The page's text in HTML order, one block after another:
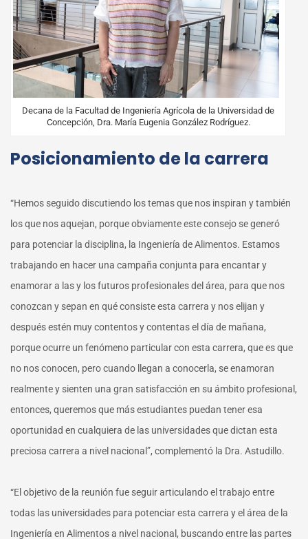
Decana de la Facultad de Ingeniería Agrícola de la Universidad de
Concepción, Dra. María Eugenia González Rodríguez.
Posicionamiento de la carrera
“Hemos seguido discutiendo los temas que nos inspiran y también
los que nos aquejan, porque obviamente este consejo se generó
para potenciar la disciplina, la Ingeniería de Alimentos. Estamos
trabajando en hacer una campaña conjunta para encantar y
enamorar a las y los futuros profesionales del área, para que nos
conozcan y sepan en qué consiste esta carrera y nos elijan y
después estén muy contentos y contentas el día de mañana,
porque ocurre un fenómeno particular con esta carrera, que es que
no nos conocen, pero cuando llegan a conocerla, se enamoran
realmente y sienten una gran satisfacción en su ámbito profesional,
entonces, queremos que más estudiantes puedan tener esa
oportunidad en cualquiera de las universidades que dictan esta
preciosa carrera a nivel nacional”, complementó la Dra. Astudillo.
“El objetivo de la reunión fue seguir articulando el trabajo entre
todas las universidades para potenciar esta carrera y el área de la
Ingeniería en Alimentos a nivel nacional, buscando entre las partes